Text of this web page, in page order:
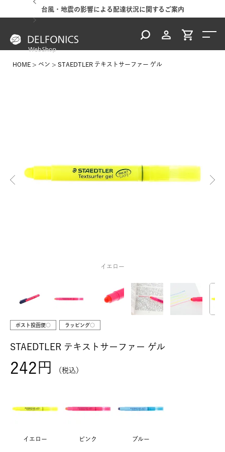
台風・地震の影響による配達状況に関するご案内
HOME ペン STAEDTLER テキストサーファー ゲル
イエロー
ポスト投函便○ ラッピング○
STAEDTLER テキストサーファー ゲル
242 税込
イエロー ピンク ブルー